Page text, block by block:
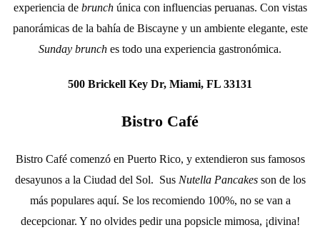
experiencia debrunchúnica con influencias peruanas. Con vistas
panorámicas de la bahía de Biscayne y un ambiente elegante, este
Sunday brunch es todo una experiencia gastronómica.
500 Brickell Key Dr, Miami, FL 33131
Bistro Café
Bistro Café comenzó en Puerto Rico, y extendieron sus famosos
desayunos a la Ciudad del Sol. Sus Nutella Pancakesson de los
más populares aquí. Se los recomiendo 100%, no se van a
decepcionar. Y no olvides pedir una popsicle mimosa, ¡divina!